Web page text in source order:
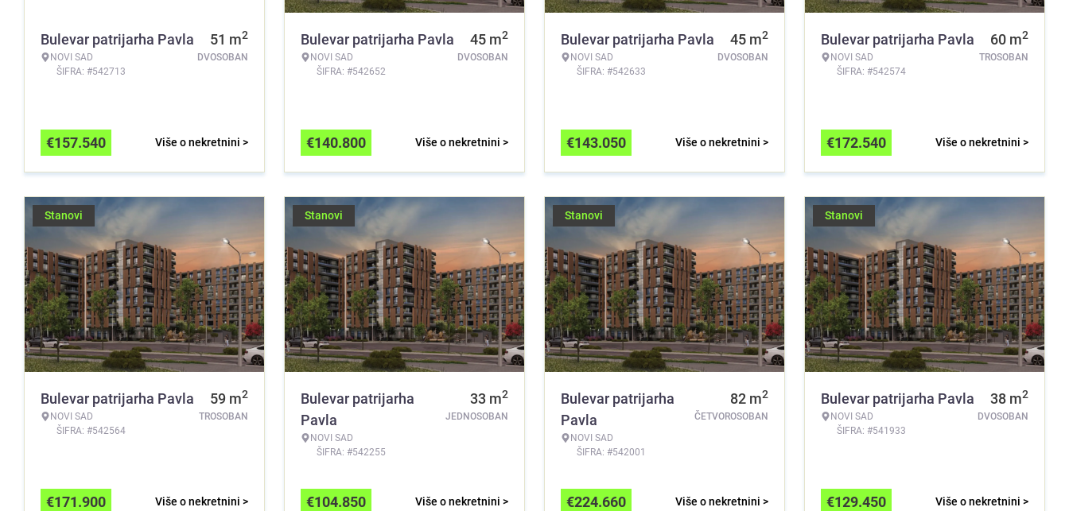
Bulevar patrijarha Pavla
NOVI SAD
ŠIFRA: #542713
51 m2
DVOSOBAN
Više o nekretnini >
€157.540
Bulevar patrijarha Pavla
NOVI SAD
ŠIFRA: #542652
45 m2
DVOSOBAN
Više o nekretnini >
€140.800
Bulevar patrijarha Pavla
NOVI SAD
ŠIFRA: #542633
45 m2
DVOSOBAN
Više o nekretnini >
€143.050
Bulevar patrijarha Pavla
NOVI SAD
ŠIFRA: #542574
60 m2
TROSOBAN
Više o nekretnini >
€172.540
Stanovi
Bulevar patrijarha Pavla
NOVI SAD
ŠIFRA: #542564
59 m2
TROSOBAN
Više o nekretnini >
€171.900
Stanovi
Bulevar patrijarha
Pavla
NOVI SAD
ŠIFRA: #542255
33 m2
JEDNOSOBAN
Više o nekretnini >
€104.850
Stanovi
Bulevar patrijarha
Pavla
NOVI SAD
ŠIFRA: #542001
82 m2
ČETVOROSOBAN
Više o nekretnini >
€224.660
Stanovi
Bulevar patrijarha Pavla
NOVI SAD
ŠIFRA: #541933
38 m2
DVOSOBAN
Više o nekretnini >
€129.450